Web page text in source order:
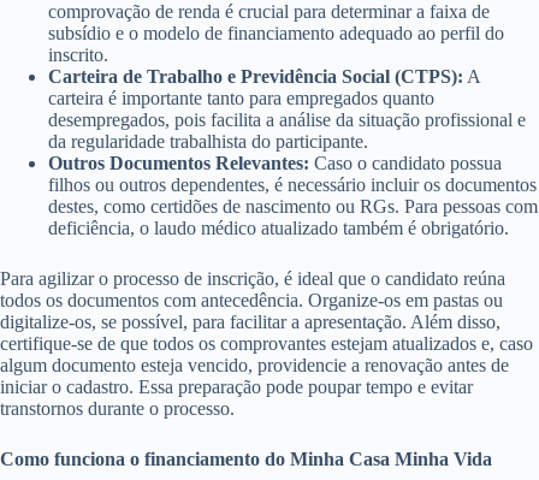
comprovação de renda é crucial para determinar a faixa de
subsídio e o modelo de financiamento adequado ao perfil do
inscrito.
Carteira de Trabalho e Previdência Social (CTPS): A
carteira é importante tanto para empregados quanto
desempregados, pois facilita a análise da situação profissional e
da regularidade trabalhista do participante.
Outros Documentos Relevantes: Caso o candidato possua
filhos ou outros dependentes, é necessário incluir os documentos
destes, como certidões de nascimento ou RGs. Para pessoas com
deficiência, o laudo médico atualizado também é obrigatório.
Para agilizar o processo de inscrição, é ideal que o candidato reúna
todos os documentos com antecedência. Organize-os em pastas ou
digitalize-os, se possível, para facilitar a apresentação. Além disso,
certifique-se de que todos os comprovantes estejam atualizados e, caso
algum documento esteja vencido, providencie a renovação antes de
iniciar o cadastro. Essa preparação pode poupar tempo e evitar
transtornos durante o processo.
Como funciona o financiamento do Minha Casa Minha Vida